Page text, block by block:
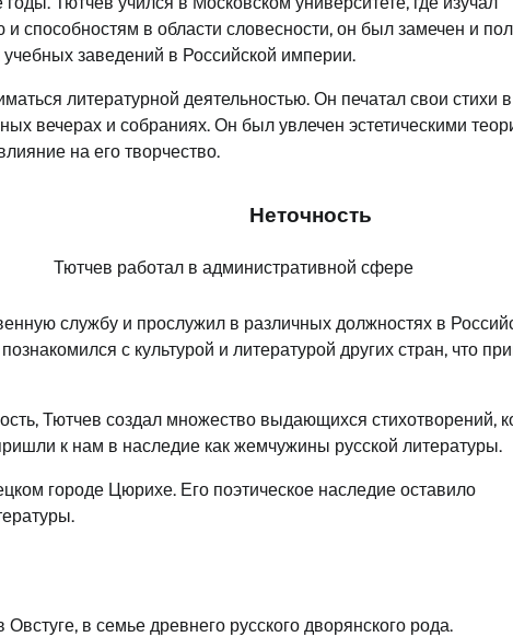
способностям в области словесности, он был замечен и
заведений в Российской империи.
литературной деятельностью. Он печатал свои стихи в
вечерах и собраниях. Он был увлечен эстетическими
на его творчество.
Неточность
Тютчев работал в административной сфере
службу и прослужил в различных должностях в
с культурой и литературой других стран, что
Тютчев создал множество выдающихся стихотворений,
к нам в наследие как жемчужины русской литературы.
городе Цюрихе. Его поэтическое наследие оставило
в семье древнего русского дворянского рода.